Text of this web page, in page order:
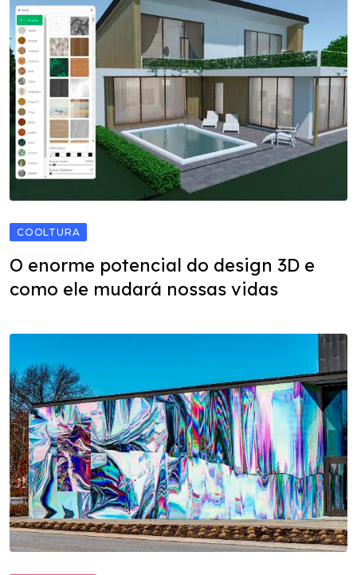
COOLTURA
O enorme potencial do design 3D e
como ele mudará nossas vidas